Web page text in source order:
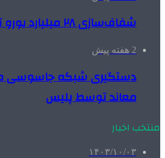
شفاف‌سازی ۲۸ میلیارد یورو تعهدات ارزی
2 هفته پیش
دستگیری شبکه جاسوسی
معاند توسط پلیس
منتخب اخبار
۱۴۰۳/۱۰/۰۳